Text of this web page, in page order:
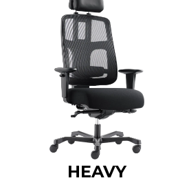
HEAVY